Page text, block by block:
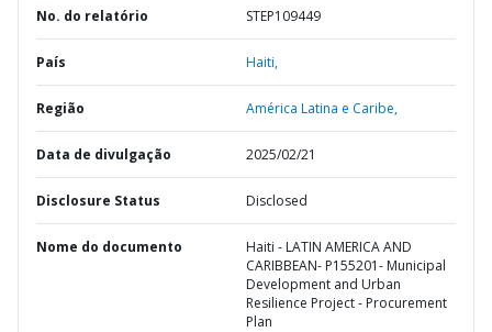
No. do relatório STEP109449
País Haiti,
Região América Latina e Caribe,
Data de divulgação 2025/02/21
Disclosure Status Disclosed
Nome do documento
Haiti - LATIN AMERICA AND
CARIBBEAN- P155201- Municipal
Development and Urban
Resilience Project - Procurement
Plan